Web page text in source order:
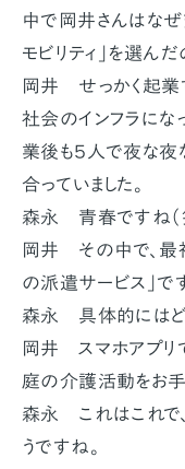
中で岡井さんはなぜ
モビリティ」を選んだ
岡井 せっかく起業
社会のインフラにな
業後も５人で夜な夜
合っていました。
森永 青春ですね（笑
岡井 その中で、最
の派遣サービス」です
森永 具体的にはど
岡井 スマホアプリ
庭の介護活動をお手
森永 これはこれで
うですね。